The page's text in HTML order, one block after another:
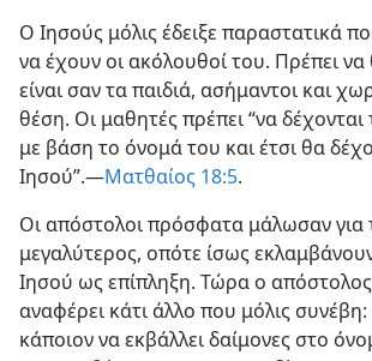
ΑΝ ΕΝΑΣ ΑΔΕΛΦΟΣ ΑΜΑΡΤΗΣΕΙ
Ο Ιησούς μόλις έδειξε παραστατικά
να έχουν οι ακόλουθοί του. Πρέπει να
είναι σαν τα παιδιά, ασήμαντοι και
θέση. Οι μαθητές πρέπει “να δέχονται
με βάση το όνομά του και έτσι θα
Ιησού”.​—
Ματθαίος 18:5
Οι απόστολοι πρόσφατα μάλωσαν για
μεγαλύτερος, οπότε ίσως εκλαμβάνουν
Ιησού ως επίπληξη. Τώρα ο απόστολος
αναφέρει κάτι άλλο που μόλις συνέβη: